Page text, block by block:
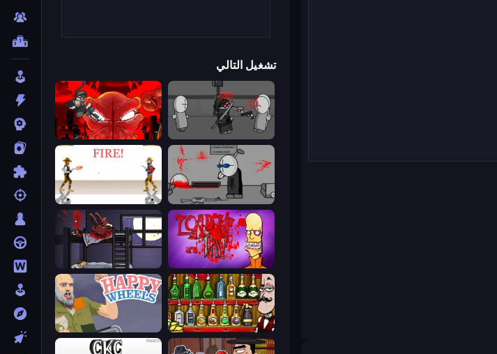
تشغيل التالي
Madness Project Nexus
Madness Accelerant
Madness Deathwish
Gunblood
Load Up and Kill
The Visitor
Bartender The Right Mix
Happy Wheels